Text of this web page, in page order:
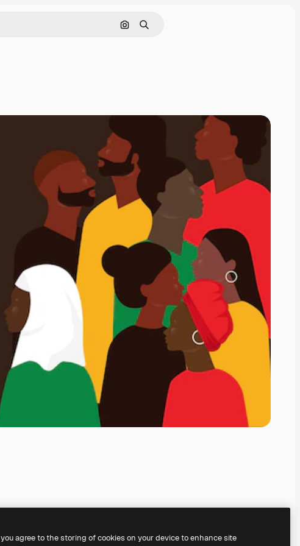
Pesquisar por imagem
Buscar
agree to the storing of cookies on your device to enhance site